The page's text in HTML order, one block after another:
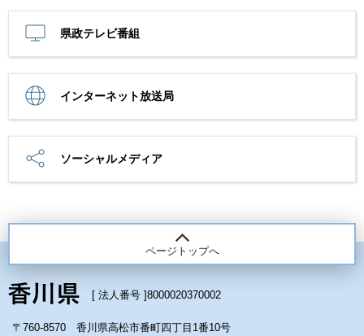
県政テレビ番組
インターネット放送局
ソーシャルメディア
ページトップへ
[ 法人番号 ]8000020370002
〒760-8570 香川県高松市番町四丁目1番10号